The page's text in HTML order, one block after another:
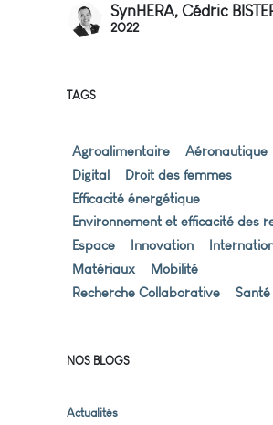
SynHERA, Cédric
2022
TAGS
Agroalimentaire Aéronautique
Digital
Droit des femmes
Efficacité énergétique
Environnement et efficacité des
Espace
Innovation
Matériaux
Mobilité
Recherche Collaborative
Santé
NOS BLOGS
Actualités